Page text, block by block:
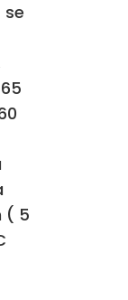
se
( 5